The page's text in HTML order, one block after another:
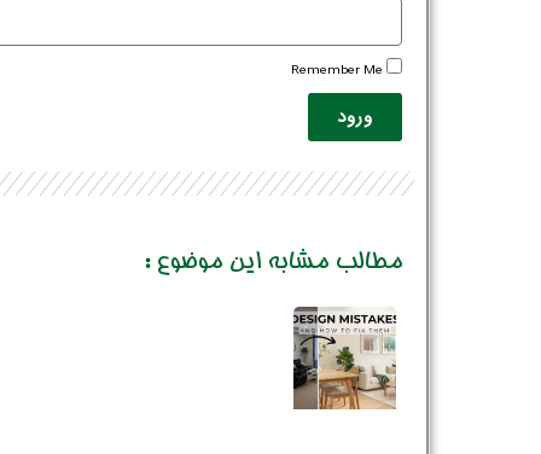
Remember Me
ورود
مطالب مشابه این موضوع :